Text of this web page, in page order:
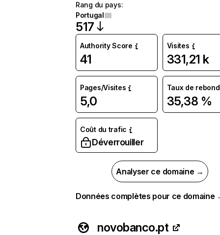
Rang du pays:
Portugal
517
Authority Score
41
Visites
331,21 k
Pages/Visites
5,0
Taux de rebond
35,38 %
Coût du trafic
Déverrouiller
Analyser ce domaine →
Données complètes pour ce domaine
novobanco.pt